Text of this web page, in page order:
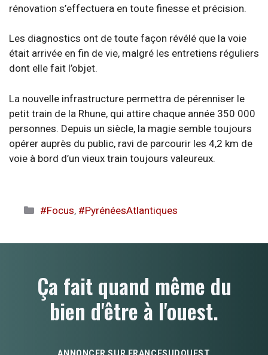
rénovation s’effectuera en toute finesse et précision.
Les diagnostics ont de toute façon révélé que la voie
était arrivée en fin de vie, malgré les entretiens réguliers
dont elle fait l’objet.
La nouvelle infrastructure permettra de pérenniser le
petit train de la Rhune, qui attire chaque année 350 000
personnes. Depuis un siècle, la magie semble toujours
opérer auprès du public, ravi de parcourir les 4,2 km de
voie à bord d’un vieux train toujours valeureux.
Catégories
#Focus, #PyrénéesAtlantiques
Ça fait quand même du
bien d'être à l'ouest.